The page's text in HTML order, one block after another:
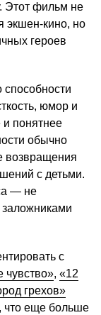
Этот фильм не
экшен-кино, но
героев
способности
юмор и
и понятнее
обычно
возвращения
с детьми.
— не
с
чувство», «12
грехов»
что еще больше